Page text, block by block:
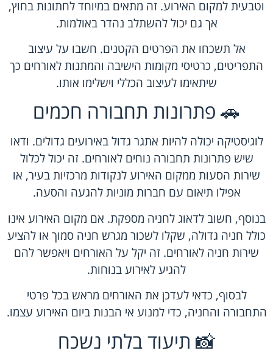
וטבעית למקום האירוע. זה מתאים במיוחד לחתונות בחוץ,
אך גם יכול להשתלב נהדר באולמות.
אל תשכחו את הפרטים הקטנים. חשבו על עיצוב
התפריטים, כרטיסי מקומות הישיבה והמתנות לאורחים כך
שיתאימו לעיצוב הכללי וישלימו אותו.
🚗 פתרונות תחבורה חכמים
לוגיסטיקה יכולה להיות אתגר גדול באירועים גדולים. ודאו
שיש פתרונות תחבורה נוחים לאורחים. זה יכול לכלול
שירות הסעות ממקום האירוע לנקודות מרכזיות בעיר, או
אפילו תיאום עם חברות מוניות להגעה והסעה.
בנוסף, חשוב לדאוג לחניה מספקת. אם מקום האירוע אינו
כולל חניה גדולה, שקלו לשכור מגרש חניה סמוך או להציע
שירות חניה לאורחים. זה יקל על האורחים ויאפשר להם
להגיע לאירוע בנוחות.
לבסוף, כדאי לעדכן את האורחים מראש בכל פרטי
התחבורה והחניה, כדי למנוע אי הבנות ביום האירוע עצמו.
📸 תיעוד בלתי נשכח